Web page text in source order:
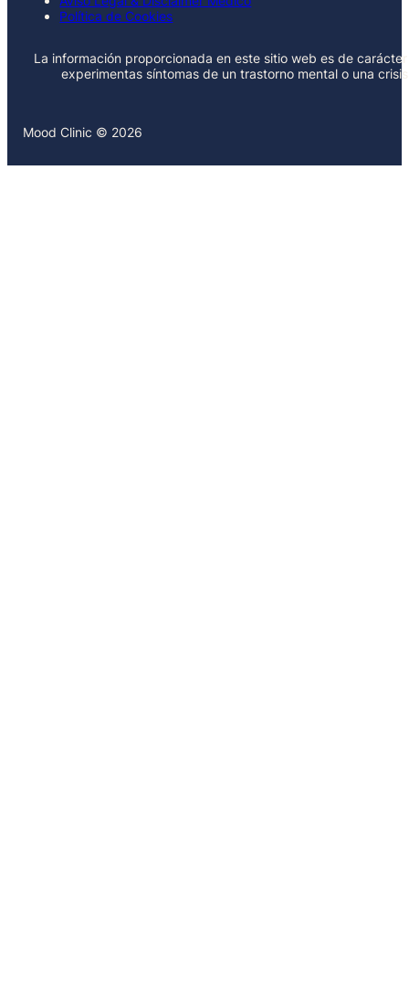
Política de Cookies
La información proporcionada en este sitio web es de
experimentas síntomas de un trastorno mental o una
Mood Clinic © 2026